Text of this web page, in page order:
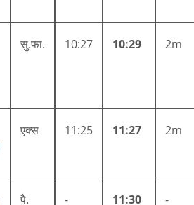
सु.फा. 10:27 10:29 2m
एक्स 11:25 11:27 2m
पै. - 11:30 -